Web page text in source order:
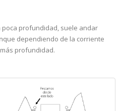
poca profundidad, suele andar
dependiendo de la corriente
profundidad.